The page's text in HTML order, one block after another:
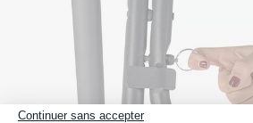
Continuer sans accepter